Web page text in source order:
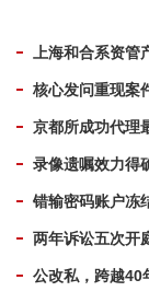
上海和合系资管产品出
核心发问重现案件过程
京都所成功代理最高法院审
录像遗嘱效力得确认
错输密码账户冻结——蔡
两年诉讼五次开庭，
公改私，跨越40年的房